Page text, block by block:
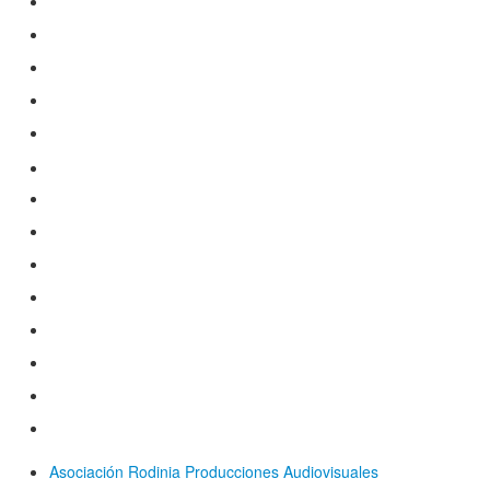
Asociación Rodinia Producciones Audiovisuales